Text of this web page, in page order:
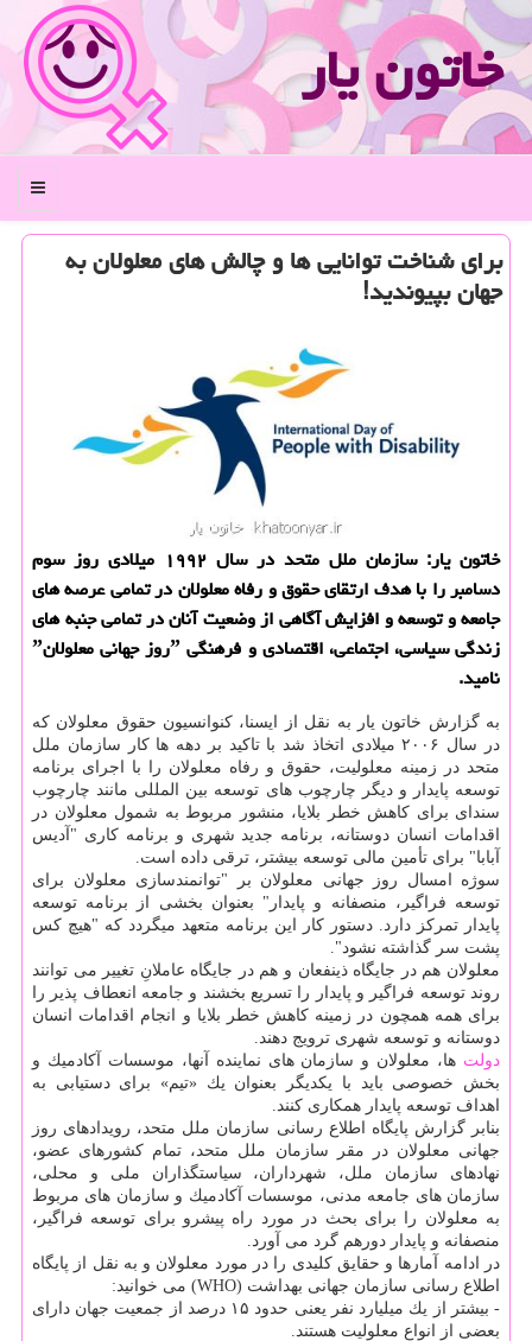
خاتون یار
منو
برای شناخت توانایی ها و چالش های معلولان به
جهان بپیوندید!
خاتون یار: سازمان ملل متحد در سال ۱۹۹۲ میلادی روز سوم
دسامبر را با هدف ارتقای حقوق و رفاه معلولان در تمامی عرصه های
جامعه و توسعه و افزایش آگاهی از وضعیت آنان در تمامی جنبه های
زندگی سیاسی، اجتماعی، اقتصادی و فرهنگی ˮروز جهانی معلولانˮ
نامید.
به گزارش خاتون یار به نقل از ایسنا، كنوانسیون حقوق معلولان كه
در سال ۲۰۰۶ میلادی اتخاذ شد با تاكید بر دهه ها كار سازمان ملل
متحد در زمینه معلولیت، حقوق و رفاه معلولان را با اجرای برنامه
توسعه پایدار و دیگر چارچوب های توسعه بین المللی مانند چارچوب
سندای برای كاهش خطر بلایا، منشور مربوط به شمول معلولان در
اقدامات انسان دوستانه، برنامه جدید شهری و برنامه كاری "آدیس
آبابا" برای تأمین مالی توسعه بیشتر، ترقی داده است.
سوژه امسال روز جهانی معلولان بر "توانمندسازی معلولان برای
توسعه فراگیر، منصفانه و پایدار" بعنوان بخشی از برنامه توسعه
پایدار تمركز دارد. دستور كار این برنامه متعهد میگردد كه "هیچ كس
پشت سر گذاشته نشود".
معلولان هم در جایگاه ذینفعان و هم در جایگاه عاملانِ تغییر می توانند
روند توسعه فراگیر و پایدار را تسریع بخشند و جامعه انعطاف پذیر را
برای همه همچون در زمینه كاهش خطر بلایا و انجام اقدامات انسان
دوستانه و توسعه شهری ترویج دهند.
دولت ها، معلولان و سازمان های نماینده آنها، موسسات آكادمیك و
بخش خصوصی باید با یكدیگر بعنوان یك «تیم» برای دستیابی به
اهداف توسعه پایدار همكاری كنند.
بنابر گزارش پایگاه اطلاع رسانی سازمان ملل متحد، رویدادهای روز
جهانی معلولان در مقر سازمان ملل متحد، تمام كشورهای عضو،
نهادهای سازمان ملل، شهرداران، سیاستگذاران ملی و محلی،
سازمان های جامعه مدنی، موسسات آكادمیك و سازمان های مربوط
به معلولان را برای بحث در مورد راه پیشرو برای توسعه فراگیر،
منصفانه و پایدار دورهم گرد می آورد.
در ادامه آمارها و حقایق كلیدی را در مورد معلولان و به نقل از پایگاه
اطلاع رسانی سازمان جهانی بهداشت (WHO) می خوانید:
- بیشتر از یك میلیارد نفر یعنی حدود ۱۵ درصد از جمعیت جهان دارای
بعضی از انواع معلولیت هستند.